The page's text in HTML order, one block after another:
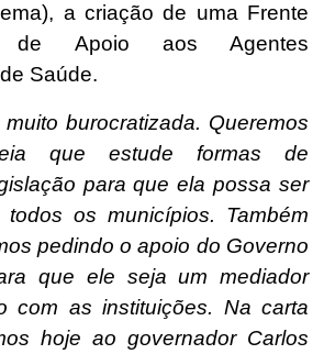
a criação de uma Frente
de Apoio aos Agentes
Saúde.
burocratizada. Queremos
que estude formas de
para que ela possa ser
todos os municípios. Também
pedindo o apoio do Governo
que ele seja um mediador
com as instituições. Na carta
hoje ao governador Carlos